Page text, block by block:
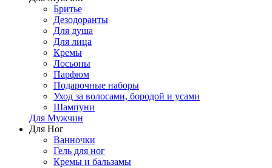
Бритье
Дезодоранты
Для душа
Для лица
Кремы
Лосьоны
Парфюм
Подарочные наборы
Уход за волосами, бородой и усами
Шампуни
Для Мужчин
Для Ног
Ванночки
Гель для ног
Кремы и бальзамы